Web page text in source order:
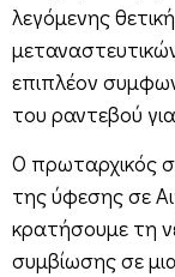
λεγόμενης
επιπλέον
του ραντεβού
Ο πρωταρχικός
της ύφεσης σε
κρατήσουμε τη
συμβίωσης σε